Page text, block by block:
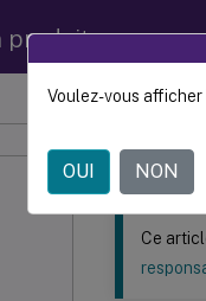
produit
Ce contenu a
Ce
Voulez-vous
OUI NON